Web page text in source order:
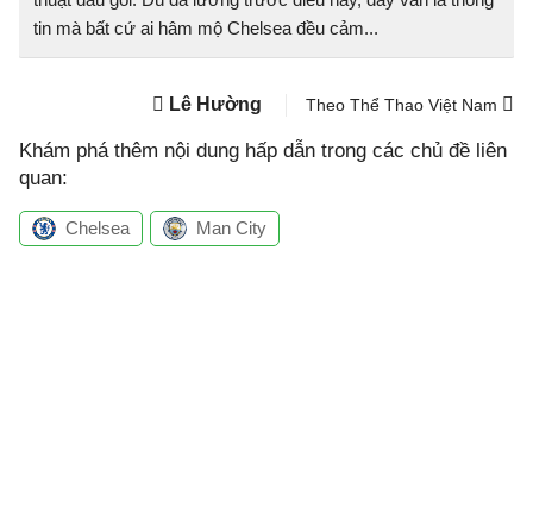
tin mà bất cứ ai hâm mộ Chelsea đều cảm...
Lê Hường Theo Thể Thao Việt Nam
Khám phá thêm nội dung hấp dẫn trong các chủ đề liên
quan:
Chelsea Man City